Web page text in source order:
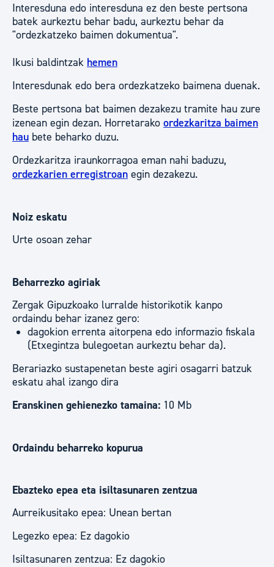
Interesduna edo interesduna ez den beste pertsona
batek aurkeztu behar badu, aurkeztu behar da
"ordezkatzeko baimen dokumentua".
Ikusi baldintzak hemen
Interesdunak edo bera ordezkatzeko baimena duenak.
Beste pertsona bat baimen dezakezu tramite hau zure
izenean egin dezan. Horretarako ordezkaritza baimen
hau bete beharko duzu.
Ordezkaritza iraunkorragoa eman nahi baduzu,
ordezkarien erregistroan egin dezakezu.
Noiz eskatu
Urte osoan zehar
Beharrezko agiriak
Zergak Gipuzkoako lurralde historikotik kanpo
ordaindu behar izanez gero:
dagokion errenta aitorpena edo informazio fiskala
(Etxegintza bulegoetan aurkeztu behar da).
Berariazko sustapenetan beste agiri osagarri batzuk
eskatu ahal izango dira
Eranskinen gehienezko tamaina: 10 Mb
Ordaindu beharreko kopurua
Ebazteko epea eta isiltasunaren zentzua
Aurreikusitako epea: Unean bertan
Legezko epea: Ez dagokio
Isiltasunaren zentzua: Ez dagokio